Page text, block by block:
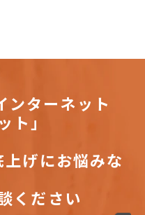
ターネット
ト」
げにお悩みな
ください